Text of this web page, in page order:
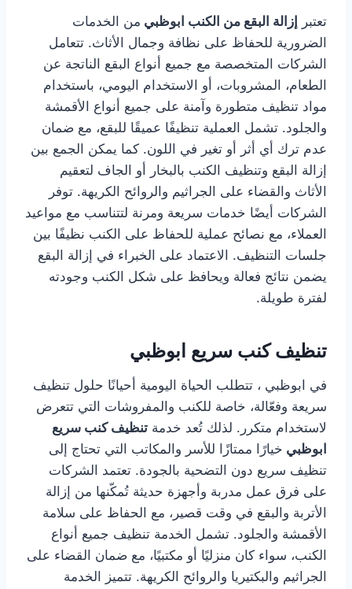
تعتبر إزالة البقع من الكنب ابوظبي من الخدمات
الضرورية للحفاظ على نظافة وجمال الأثاث. تتعامل
الشركات المتخصصة مع جميع أنواع البقع الناتجة عن
الطعام، المشروبات، أو الاستخدام اليومي، باستخدام
مواد تنظيف متطورة وآمنة على جميع أنواع الأقمشة
والجلود. تشمل العملية تنظيفًا عميقًا للبقع، مع ضمان
عدم ترك أي أثر أو تغير في اللون. كما يمكن الجمع بين
إزالة البقع وتنظيف الكنب بالبخار أو الجاف لتعقيم
الأثاث والقضاء على الجراثيم والروائح الكريهة. توفر
الشركات أيضًا خدمات سريعة ومرنة لتتناسب مع مواعيد
العملاء، مع نصائح عملية للحفاظ على الكنب نظيفًا بين
جلسات التنظيف. الاعتماد على الخبراء في إزالة البقع
يضمن نتائج فعالة ويحافظ على شكل الكنب وجودته
لفترة طويلة.
تنظيف كنب سريع ابوظبي
في ابوظبي ، تتطلب الحياة اليومية أحيانًا حلول تنظيف
سريعة وفعّالة، خاصة للكنب والمفروشات التي تتعرض
لاستخدام متكرر. لذلك تُعد خدمة تنظيف كنب سريع
ابوظبي خيارًا ممتازًا للأسر والمكاتب التي تحتاج إلى
تنظيف سريع دون التضحية بالجودة. تعتمد الشركات
على فرق عمل مدربة وأجهزة حديثة تُمكّنها من إزالة
الأتربة والبقع في وقت قصير، مع الحفاظ على سلامة
الأقمشة والجلود. تشمل الخدمة تنظيف جميع أنواع
الكنب، سواء كان منزليًا أو مكتبيًا، مع ضمان القضاء على
الجراثيم والبكتيريا والروائح الكريهة. تتميز الخدمة